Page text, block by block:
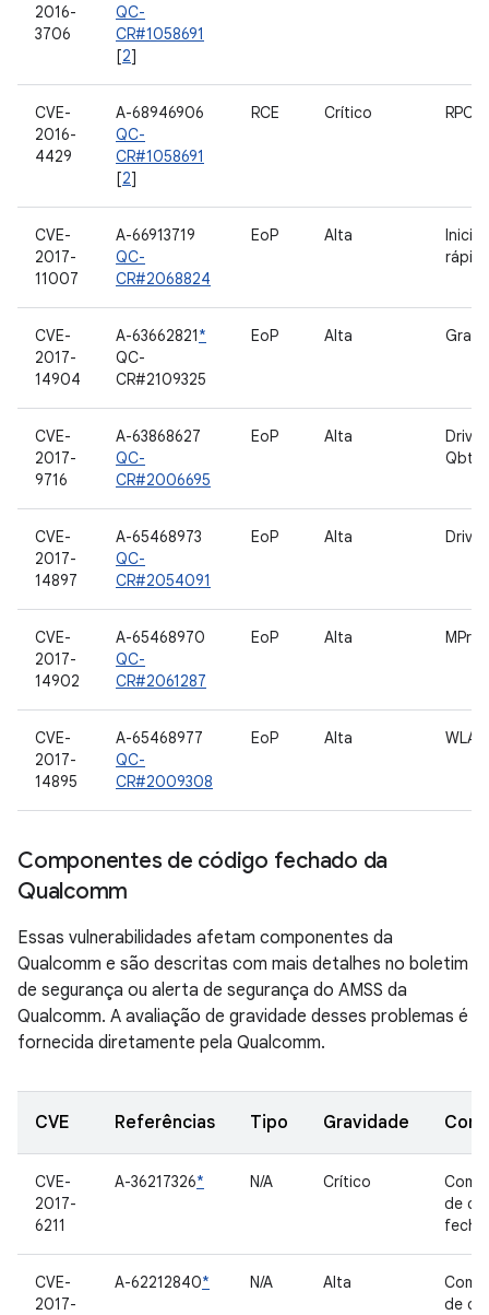
2016-
3706
QC-
CR#1058691
[2]
CVE-
2016-
4429
A-68946906
QC-
CR#1058691
[2]
RCE Crítico RPC
CVE-
2017-
11007
A-66913719
QC-
CR#2068824
EoP Alta
CVE-
2017-
14904
A-63662821*
QC-
CR#2109325
EoP Alta
CVE-
2017-
9716
A-63868627
QC-
CR#2006695
EoP Alta
Driver
CVE-
2017-
14897
A-65468973
QC-
CR#2054091
EoP Alta Driver
CVE-
2017-
14902
A-65468970
QC-
CR#2061287
EoP Alta MProc
CVE-
2017-
14895
A-65468977
QC-
CR#2009308
EoP Alta WLAN
Componentes de código fechado da
Qualcomm
Essas vulnerabilidades afetam componentes da
Qualcomm e são descritas com mais detalhes no boletim
de segurança ou alerta de segurança do AMSS da
Qualcomm. A avaliação de gravidade desses problemas é
fornecida diretamente pela Qualcomm.
CVE Referências Tipo Gravidade
CVE-
2017-
6211
A-36217326* N/A Crítico
de
CVE-
2017-
A-62212840* N/A Alta
de